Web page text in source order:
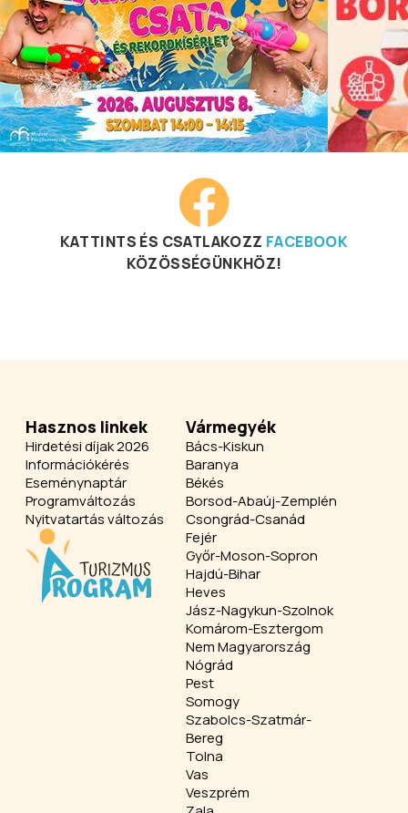
KATTINTS ÉS CSATLAKOZZ FACEBOOK
KÖZÖSSÉGÜNKHÖZ!
Hasznos linkek
Hirdetési díjak 2026
Információkérés
Eseménynaptár
Programváltozás
Nyitvatartás változás
Vármegyék
Bács-Kiskun
Baranya
Békés
Borsod-Abaúj-Zemplén
Csongrád-Csanád
Fejér
Győr-Moson-Sopron
Hajdú-Bihar
Heves
Jász-Nagykun-Szolnok
Komárom-Esztergom
Nem Magyarország
Nógrád
Pest
Somogy
Szabolcs-Szatmár-
Bereg
Tolna
Vas
Veszprém